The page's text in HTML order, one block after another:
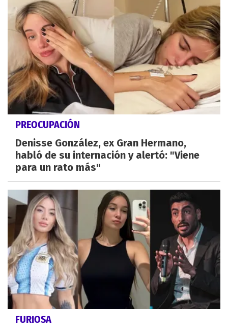
PREOCUPACIÓN
Denisse González, ex Gran Hermano,
habló de su internación y alertó: "Viene
para un rato más"
FURIOSA